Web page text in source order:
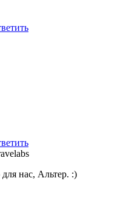
нас, Альтер. :)